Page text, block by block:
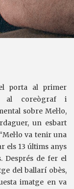
porta al primer
al coreògraf i
sobre Mel·lo,
un esbart
va tenir una
els 13 últims anys
Després de fer el
del ballarí obès,
imatge en va